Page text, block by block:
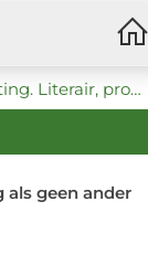
Een huis voor boeken, cultuur en ontmoeting. Literair, progressief en coöperatief.
als geen ander